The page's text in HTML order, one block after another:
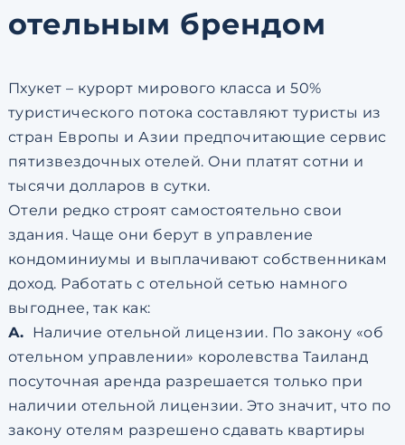
отельным брендом
Пхукет – курорт мирового класса и 50%
туристического потока составляют туристы из
стран Европы и Азии предпочитающие сервис
пятизвездочных отелей. Они платят сотни и
тысячи долларов в сутки.
Отели редко строят самостоятельно свои
здания. Чаще они берут в управление
кондоминиумы и выплачивают собственникам
доход. Работать с отельной сетью намного
выгоднее, так как:
А. Наличие отельной лицензии. По закону «об
отельном управлении» королевства Таиланд
посуточная аренда разрешается только при
наличии отельной лицензии. Это значит, что по
закону отелям разрешено сдавать квартиры